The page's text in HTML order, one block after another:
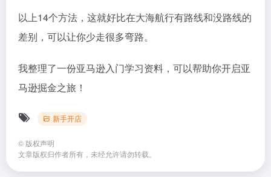
以上14个方法，这就好比在大海航行有路线和没路线的
差别，可以让你少走很多弯路。
我整理了一份亚马逊入门学习资料，可以帮助你开启亚
马逊掘金之旅！
新手开店
© 版权声明
文章版权归作者所有，未经允许请勿转载。